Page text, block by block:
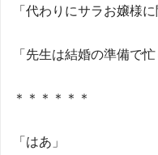
「代わりにサラお嬢様
「先生は結婚の準備で
＊＊＊＊＊＊
「はあ」